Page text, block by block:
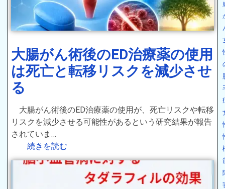
大腸がん術後のED治療薬の使用
は死亡と転移リスクを減少させ
る
大腸がん術後のED治療薬の使用が、死亡リスクや転移
リスクを減少させる可能性があるという研究結果が報告
されていま…
続きを読む